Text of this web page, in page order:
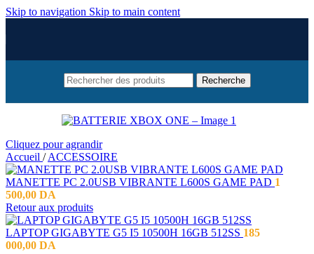
Skip to navigation Skip to main content
Recherche
Cliquez pour agrandir
Accueil / ACCESSOIRE
MANETTE PC 2.0USB VIBRANTE L600S GAME PAD 1
500,00 DA
Retour aux produits
LAPTOP GIGABYTE G5 I5 10500H 16GB 512SS 185
000,00 DA